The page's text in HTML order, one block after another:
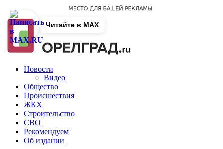
Новости
Видео
Общество
Происшествия
ЖКХ
Строительство
СВО
Рекомендуем
Об издании
Читайте в MAX